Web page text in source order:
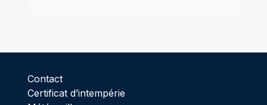
Contact
Certificat d’intempérie